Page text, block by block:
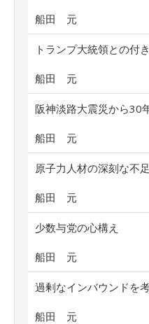
船田 元
トランプ大統領との付
船田 元
阪神淡路大震災から30
船田 元
原子力人材の深刻な不足
船田 元
少数与党の心構え
船田 元
過剰なインバウンドを
船田 元